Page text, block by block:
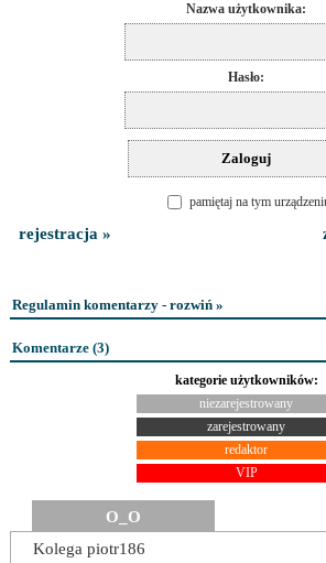
Nazwa użytkownika:
Hasło:
pamiętaj na tym
rejestracja »
Regulamin komentarzy - rozwiń »
Komentarze (3)
kategorie użytkowników:
niezarejestrowany
zarejestrowany
redaktor
VIP
O_O
Kolega piotr186